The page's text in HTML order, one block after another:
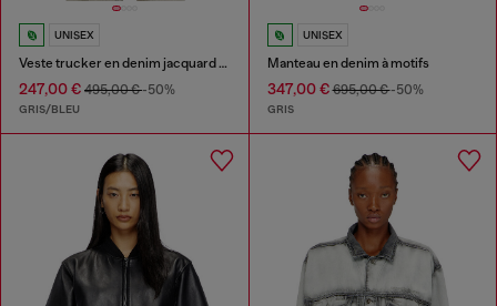
UNISEX
Veste trucker en denim jacquard Prince de Galles
247,00 € 495,00 €-50%
GRIS/BLEU
UNISEX
Manteau en denim à motifs
347,00 €695,00 €-50%
GRIS